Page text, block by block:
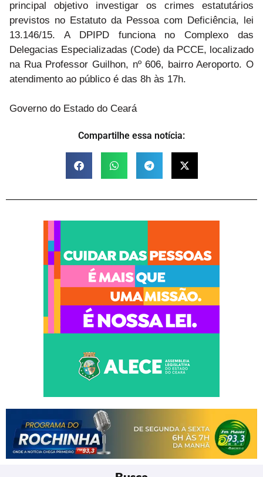
principal objetivo investigar os crimes estatutários
previstos no Estatuto da Pessoa com Deficiência, lei
13.146/15. A DPIPD funciona no Complexo das
Delegacias Especializadas (Code) da PCCE, localizado
na Rua Professor Guilhon, nº 606, bairro Aeroporto. O
atendimento ao público é das 8h às 17h.
Governo do Estado do Ceará
Compartilhe essa notícia: